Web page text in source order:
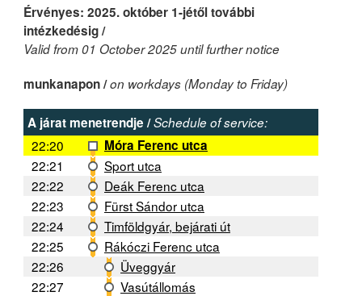
Érvényes: 2025. október 1-jétől további
intézkedésig /
Valid from 01 October 2025 until further notice
munkanapon /on workdays (Monday to Friday)
A járat menetrendje /Schedule of service:
22:20
Móra Ferenc utca
22:21
Sport utca
22:22
Deák Ferenc utca
22:23
Fürst Sándor utca
22:24
Timföldgyár, bejárati út
22:25
Rákóczi Ferenc utca
22:26
Üveggyár
22:27
Vasútállomás